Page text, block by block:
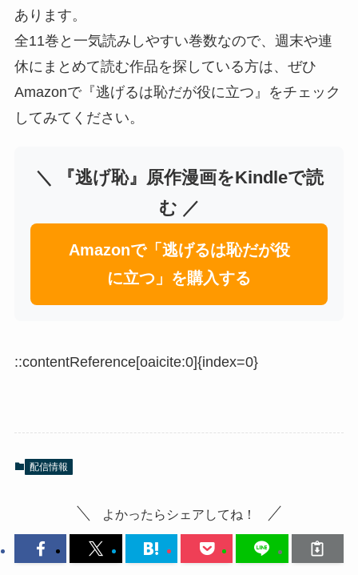
あります。
全11巻と一気読みしやすい巻数なので、週末や連
休にまとめて読む作品を探している方は、ぜひ
Amazonで『逃げるは恥だが役に立つ』をチェック
してみてください。
＼ 『逃げ恥』原作漫画をKindleで読
む ／
Amazonで「逃げるは恥だが役
に立つ」を購入する
::contentReference[oaicite:0]{index=0}
配信情報
よかったらシェアしてね！